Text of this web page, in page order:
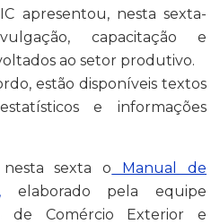
apresentou, nesta sexta-
capacitação e
ao setor produtivo.
estão disponíveis textos
e informações
sexta o Manual de
elaborado pela equipe
de Comércio Exterior e